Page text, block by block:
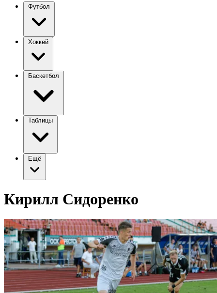
Футбол
Хоккей
Баскетбол
Таблицы
Ещё
Кирилл Сидоренко